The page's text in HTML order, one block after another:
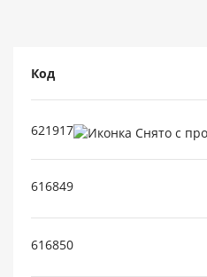
Код
621917
616849
616850